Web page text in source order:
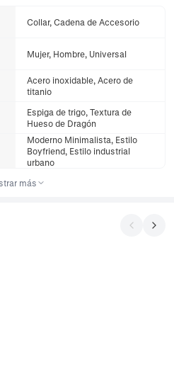
Collar, Cadena de Accesorio
Mujer, Hombre, Universal
Acero inoxidable, Acero de
titanio
Espiga de trigo, Textura de
Hueso de Dragón
Moderno Minimalista, Estilo
Boyfriend, Estilo industrial
urbano
más